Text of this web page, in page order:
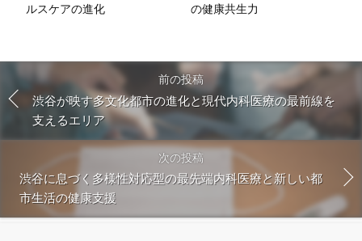
ルスケアの進化
の健康共生力
前の投稿
渋谷が映す多文化都市の進化と現代内科医療の最前線を
支えるエリア
次の投稿
渋谷に息づく多様性対応型の最先端内科医療と新しい都
市生活の健康支援